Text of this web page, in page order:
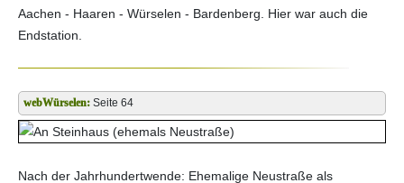
Aachen - Haaren - Würselen - Bardenberg. Hier war auch die
Endstation.
Seite 64
Nach der Jahrhundertwende: Ehemalige Neustraße als